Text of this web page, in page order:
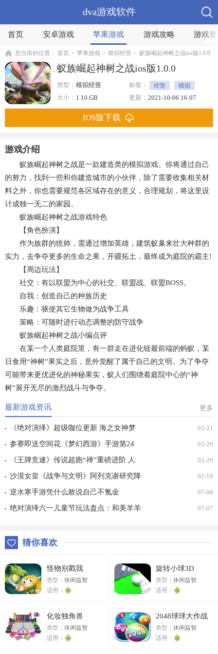
dva游戏软件
首页 安卓游戏 苹果游戏 游戏攻略 游戏
您当前的位置： 首页 > 苹果游戏 > 模拟经营 > 蚁族崛起神树之战ios版1.0.0
蚁族崛起神树之战ios版1.0.0
类型： 模拟经营 标签： 经营
模拟
趣味
大小： 1.10 GB 更新： 2021-10-06 16:07
IOS版下载
游戏介绍
蚁族崛起神树之战是一款建造类的模拟游戏。你将通过自己
的努力，找到一些和你建造城市的小伙伴，除了需要收集相关材
料之外，你也需要规范各区域存在的意义，合理规划，将这里设
计成独一无二的家园。
蚁族崛起神树之战游戏特色
【角色扮演】
作为族群的统帅，需通过增加英雄，建筑蚁巢来壮大种群的
实力，去争夺更多的生命之果，开疆拓土，最终成为庭院的霸主!
【周边玩法】
社交：有以联盟为中心的社交、联盟战、联盟BOSS。
自我：创造自己的种族历史
乐趣：驱使其它生物做为战争工具
策略：可随时进行动态调整的防守战争
蚁族崛起神树之战小编点评
在某一个人类庭院里，有一群走在进化链最前端的蚂蚁，某
日食用“神树”果实之后，意外觉醒了属于自己的文明。为了争夺
可能带来更优进化的神秘果实，蚁人们围绕着庭院中心的“神
树”展开无尽的激烈战斗与争夺。
最新游戏资讯 更多
《绝对演绎》超级咖位更新 海之女神梦
幻时装免费拿！
02-21
参赛即送空间花《梦幻西游》手游第24
届X9联赛报名进行中！
02-20
《王牌竞速》传说超跑“禅”重磅进阶 人
车合一 竞速飞升！
02-20
沙漠女皇《战争与文明》阿列克谢研究降
价
02-18
逆水寒手游凭什么敢说自己不氪金 07-08
绝对演绎六一儿童节玩法盘点：和美羊羊 07-07
猜你喜欢
怪物别戳我
类型： 休闲益智
适用：
旋转小球3D
类型：休闲益智
适用：
化妆独角兽
类型： 休闲益智
适用：
2048球球大作战
类型：休闲益智
适用：